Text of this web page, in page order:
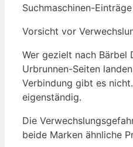
Suchmaschinen-
Vorsicht vor
Wer gezielt nach Bärbel
Urbrunnen-Seiten
Verbindung gibt es
eigenständig.
Die
beide Marken ähnliche